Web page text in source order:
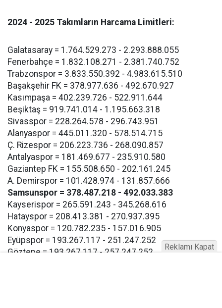
2024 - 2025 Takımların Harcama Limitleri:
Galatasaray = 1.764.529.273 - 2.293.888.055
Fenerbahçe = 1.832.108.271 - 2.381.740.752
Trabzonspor = 3.833.550.392 - 4.983.615.510
Başakşehir FK = 378.977.636 - 492.670.927
Kasımpaşa = 402.239.726 - 522.911.644
Beşiktaş = 919.741.014 - 1.195.663.318
Sivasspor = 228.264.578 - 296.743.951
Alanyaspor = 445.011.320 - 578.514.715
Ç. Rizespor = 206.223.736 - 268.090.857
Antalyaspor = 181.469.677 - 235.910.580
Gaziantep FK = 155.508.650 - 202.161.245
A. Demirspor = 101.428.974 - 131.857.666
Samsunspor = 378.487.218 - 492.033.383
Kayserispor = 265.591.243 - 345.268.616
Hatayspor = 208.413.381 - 270.937.395
Konyaspor = 120.782.235 - 157.016.905
Eyüpspor = 193.267.117 - 251.247.252
Göztepe = 193.267.117 - 257.247.252
Reklamı Kapat